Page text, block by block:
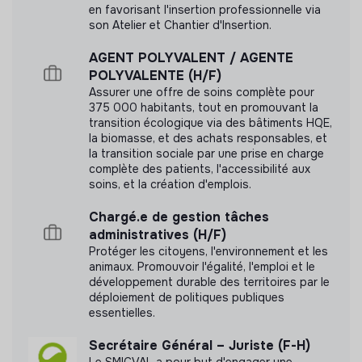
Informatiques
Recueillir et étudier les besoins des directions
Evaluer et préconiser les investissements
Suivre le bon fonctionnement des infrastructures
Cette structure n'a pas souhaité nous
communiquer les labels ou certifications qu'elle a
pu obtenir.
N'a pas encore communiqué de documents de
transparence
en favorisant l'insertion professionnelle via
son Atelier et Chantier d'Insertion.
AGENT POLYVALENT / AGENTE
POLYVALENTE (H/F)
Assurer une offre de soins complète pour
375 000 habitants, tout en promouvant la
transition écologique via des bâtiments HQE,
la biomasse, et des achats responsables, et
la transition sociale par une prise en charge
complète des patients, l'accessibilité aux
soins, et la création d'emplois.
Chargé.e de gestion tâches
administratives (H/F)
Protéger les citoyens, l'environnement et les
animaux. Promouvoir l'égalité, l'emploi et le
développement durable des territoires par le
déploiement de politiques publiques
essentielles.
Secrétaire Général – Juriste (F-H)